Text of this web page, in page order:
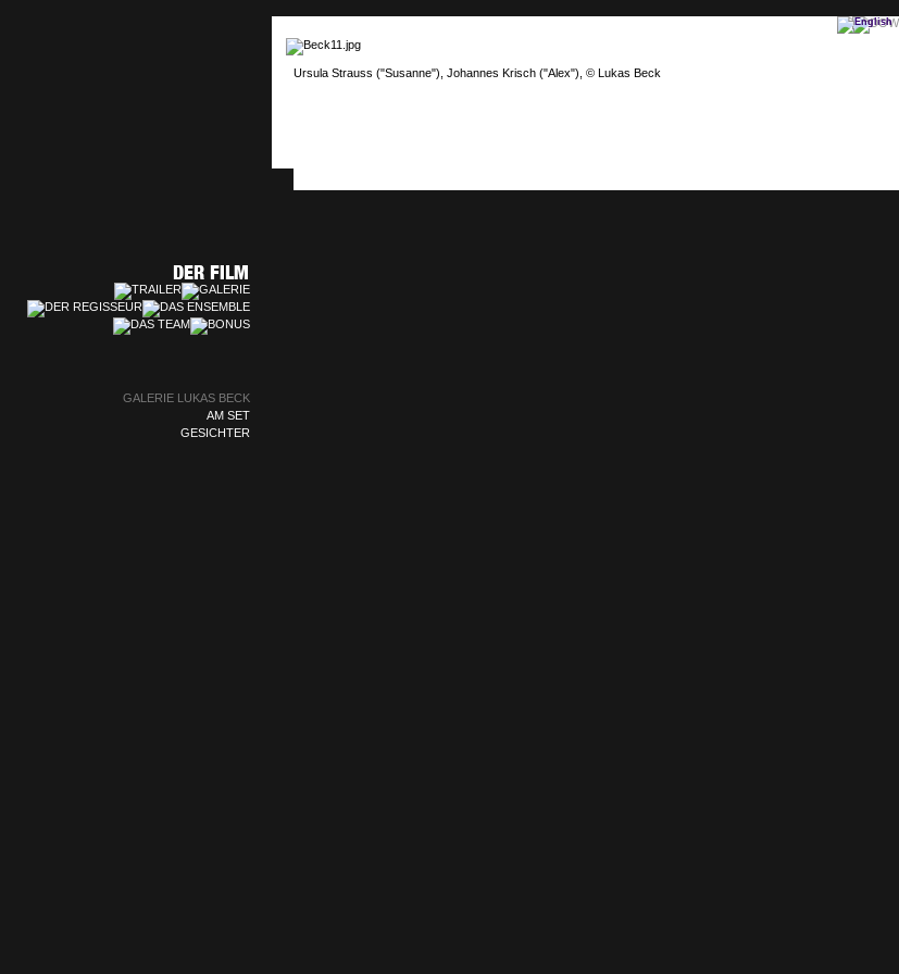
GALERIE LUKAS BECK
AM SET
GESICHTER
Ursula Strauss ("Susanne"), Johannes Krisch ("Alex"), © Lukas Beck